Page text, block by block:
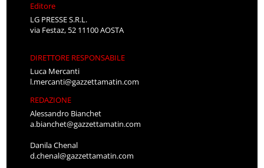
Editore
LG PRESSE S.R.L.
via Festaz, 52 11100 AOSTA
DIRETTORE RESPONSABILE
Luca Mercanti
l.mercanti@gazzettamatin.com
REDAZIONE
Alessandro Bianchet
a.bianchet@gazzettamatin.com
Danila Chenal
d.chenal@gazzettamatin.com